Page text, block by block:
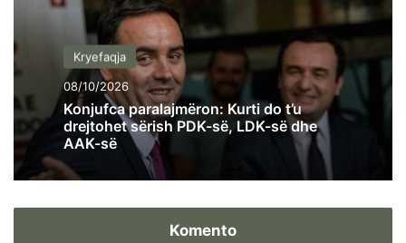
Kryefaqja
08/10/2026
Konjufca paralajmëron: Kurti do t’u
drejtohet sërish PDK-së, LDK-së dhe
AAK-së
Komento